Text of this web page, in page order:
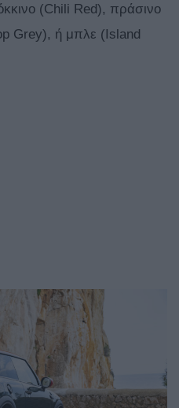
(Chili Red), πράσινο
Grey), ή μπλε (Island